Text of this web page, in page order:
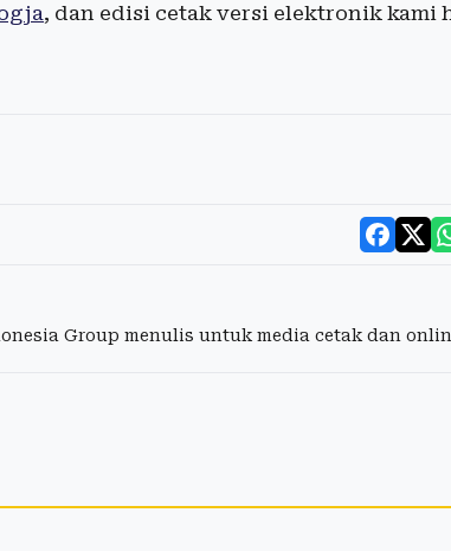
, dan edisi cetak versi elektronik kami
Group menulis untuk media cetak dan